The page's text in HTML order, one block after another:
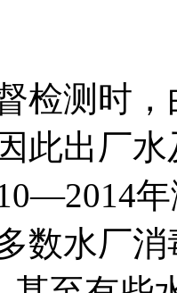
检测时
此出厂
数水厂